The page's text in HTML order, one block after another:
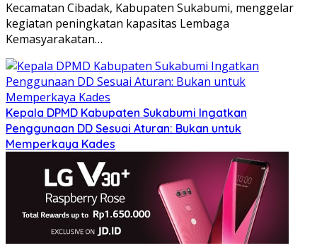
Kecamatan Cibadak, Kabupaten Sukabumi, menggelar
kegiatan peningkatan kapasitas Lembaga
Kemasyarakatan…
Kepala DPMD Kabupaten Sukabumi Ingatkan
Penggunaan DD Sesuai Aturan: Bukan untuk
Memperkaya Kades